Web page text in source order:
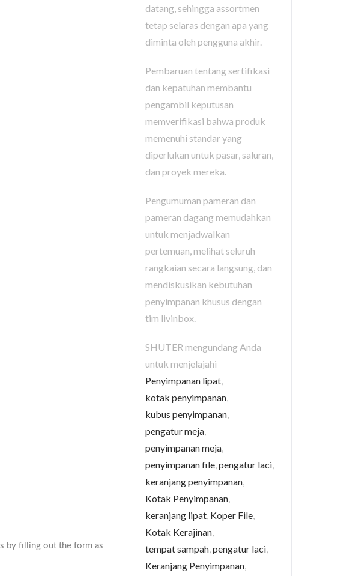
datang, sehingga assortmen
tetap selaras dengan apa yang
diminta oleh pengguna akhir.
Pembaruan tentang sertifikasi
dan kepatuhan membantu
pengambil keputusan
memverifikasi bahwa produk
memenuhi standar yang
diperlukan untuk pasar, saluran,
dan proyek mereka.
Pengumuman pameran dan
pameran dagang memudahkan
untuk menjadwalkan
pertemuan, melihat seluruh
rangkaian secara langsung, dan
mendiskusikan kebutuhan
penyimpanan khusus dengan
tim livinbox.
SHUTER mengundang Anda
untuk menjelajahi
Penyimpanan lipat,
kotak penyimpanan,
kubus penyimpanan,
pengatur meja,
penyimpanan meja,
penyimpanan file,pengatur laci,
keranjang penyimpanan,
Kotak Penyimpanan,
keranjang lipat, Koper File,
Kotak Kerajinan,
tempat sampah,pengatur laci,
Keranjang Penyimpanan,